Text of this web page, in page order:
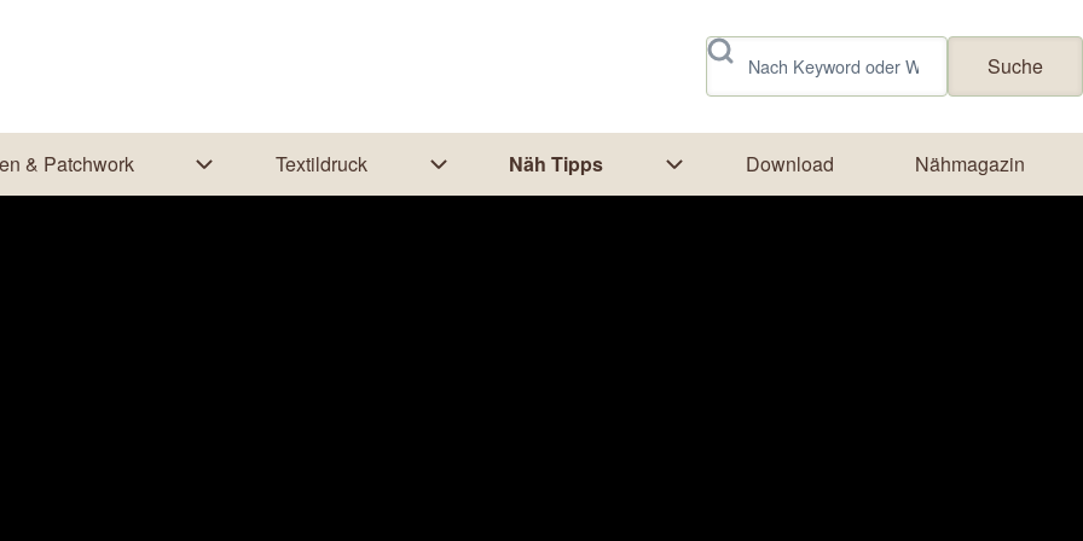
Suche
von Nähanleitungen
& Patchwork Textildruck
Unternavigation von Textildruck
Näh Tipps Download Nähmagazin